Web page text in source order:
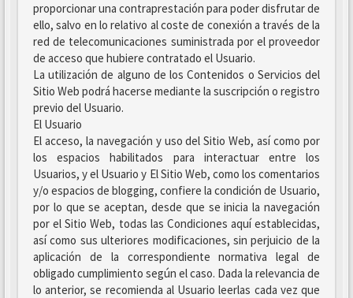
proporcionar una contraprestación para poder disfrutar de
ello, salvo en lo relativo al coste de conexión a través de la
red de telecomunicaciones suministrada por el proveedor
de acceso que hubiere contratado el Usuario.
La utilización de alguno de los Contenidos o Servicios del
Sitio Web podrá hacerse mediante la suscripción o registro
previo del Usuario.
El Usuario
El acceso, la navegación y uso del Sitio Web, así como por
los espacios habilitados para interactuar entre los
Usuarios, y el Usuario y El Sitio Web, como los comentarios
y/o espacios de blogging, confiere la condición de Usuario,
por lo que se aceptan, desde que se inicia la navegación
por el Sitio Web, todas las Condiciones aquí establecidas,
así como sus ulteriores modificaciones, sin perjuicio de la
aplicación de la correspondiente normativa legal de
obligado cumplimiento según el caso. Dada la relevancia de
lo anterior, se recomienda al Usuario leerlas cada vez que